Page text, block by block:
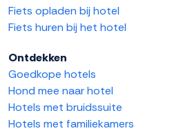
Fiets opladen bij hotel
Fiets huren bij het hotel
Ontdekken
Goedkope hotels
Hond mee naar hotel
Hotels met bruidssuite
Hotels met familiekamers